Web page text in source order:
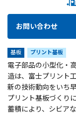
お問い合わせ
基板 プリント基板
電子部品の小型化・
造は、富士プリント
新の技術動向をいち
プリント基板づくり
蓄積により、シビア